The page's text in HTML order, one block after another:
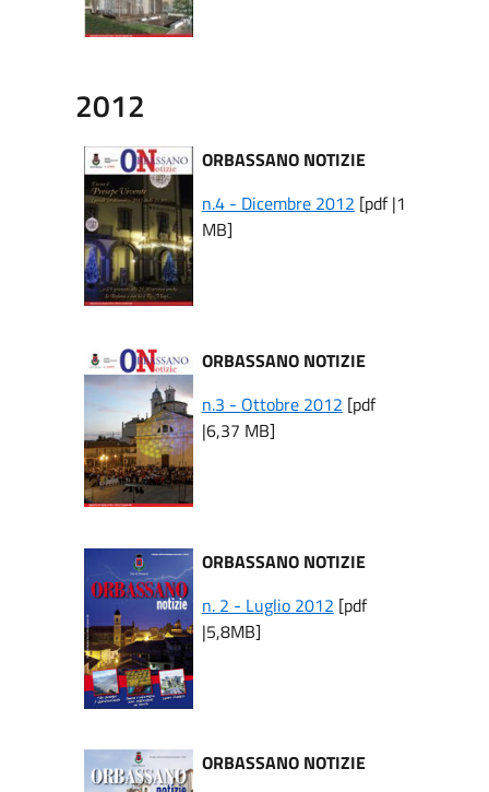
2012
ORBASSANO NOTIZIE
n.4 - Dicembre 2012 [pdf |1
MB]
ORBASSANO NOTIZIE
n.3 - Ottobre 2012 [pdf
|6,37 MB]
ORBASSANO NOTIZIE
n. 2 - Luglio 2012 [pdf
|5,8MB]
ORBASSANO NOTIZIE